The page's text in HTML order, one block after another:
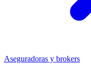
Aseguradoras y brokers